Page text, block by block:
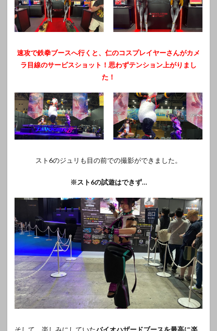
速攻で鉄拳ブースへ行くと、仁のコスプレイヤーさんがカメ
ラ目線のサービスショット！思わずテンション上がりまし
た！
スト6のジュリも目の前での撮影ができました。
※スト6の試遊はできず…
そして、楽しみにしていたバイオハザードブースを最高に楽